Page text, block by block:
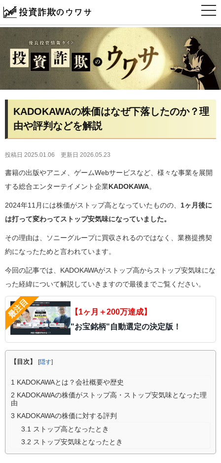
t
o
g
a
i
a
o
KADOKAWAの株価はなぜ下落したのか？理
由や評判などを解説
投稿日 2025.01.06 更新日 2026.05.23
書籍の出版やアニメ、ゲームWebサービスなど、様々な事業を展開
する総合エンターテイメント企業KADOKAWA。
2024年11月には株価がストップ高となっていたものの、 1ヶ月後に
は打って変わってストップ安気味になっていました。
その理由は、ソニーグループに買収されるのではなく、業務提携契
約になったためと言われています。
今回の記事では、KADOKAWAがストップ高からストップ安気味にな
った経緯について解説していきますので最後までご覧ください。
【1ヶ月＋200万達成】
"お宝銘柄"自動選定の決定版！
【目次】 [隠す]
1 KADOKAWAとは？会社概要や歴史
2 KADOKAWAの株価がストップ高・ストップ安気味となった理
由
3 KADOKAWAの株価に対する評判
3.1 ストップ高となったとき
3.2 ストップ安気味となったとき